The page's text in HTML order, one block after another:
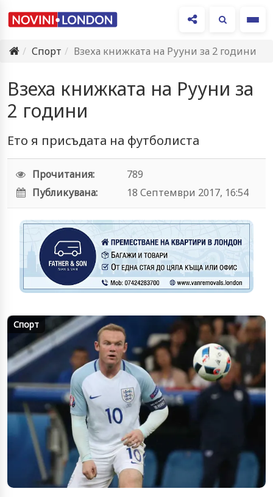
Спорт
Взеха книжката на Рууни за 2 години
Взеха книжката на Рууни за
2 години
Ето я присъдата на футболиста
Прочитания:
789
Публикувана:
18 Септември 2017, 16:54
Спорт